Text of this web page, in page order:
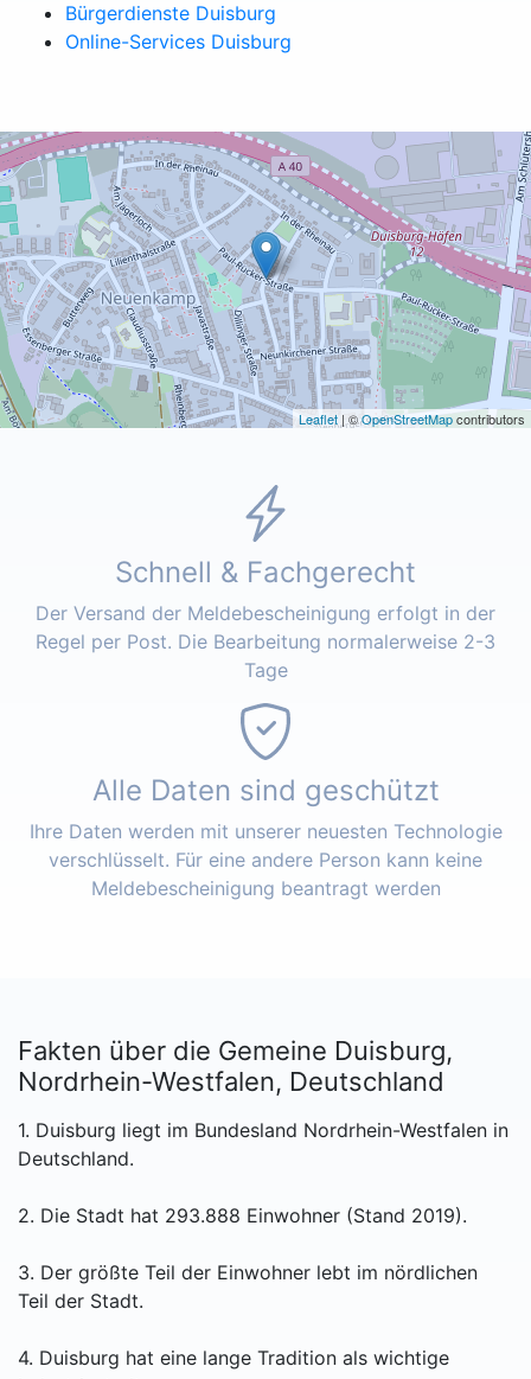
Bürgerdienste Duisburg
Online-Services Duisburg
Leaflet | ©OpenStreetMapcontributors
Schnell & Fachgerecht
Der Versand der Meldebescheinigung erfolgt in der
Regel per Post. Die Bearbeitung normalerweise 2-3
Tage
Alle Daten sind geschützt
Ihre Daten werden mit unserer neuesten Technologie
verschlüsselt. Für eine andere Person kann keine
Meldebescheinigung beantragt werden
Fakten über die Gemeine Duisburg,
Nordrhein-Westfalen, Deutschland
1. Duisburg liegt im Bundesland Nordrhein-Westfalen in
Deutschland.
2. Die Stadt hat 293.888 Einwohner (Stand 2019).
3. Der größte Teil der Einwohner lebt im nördlichen
Teil der Stadt.
4. Duisburg hat eine lange Tradition als wichtige